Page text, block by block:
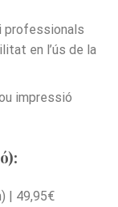
professionals
en l’ús de la
impressió
| 49,95€